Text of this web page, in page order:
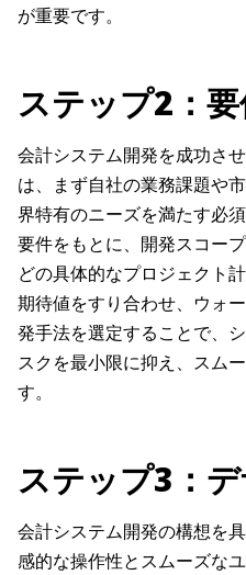
が重要です。
ステップ2：
会計システム開発を成功さ
は、まず自社の業務課題や
界特有のニーズを満たす必
要件をもとに、開発スコー
どの具体的なプロジェクト
期待値をすり合わせ、ウォ
発手法を選定することで、
スクを最小限に抑え、スム
す。
ステップ3：
会計システム開発の構想を
感的な操作性とスムーズな